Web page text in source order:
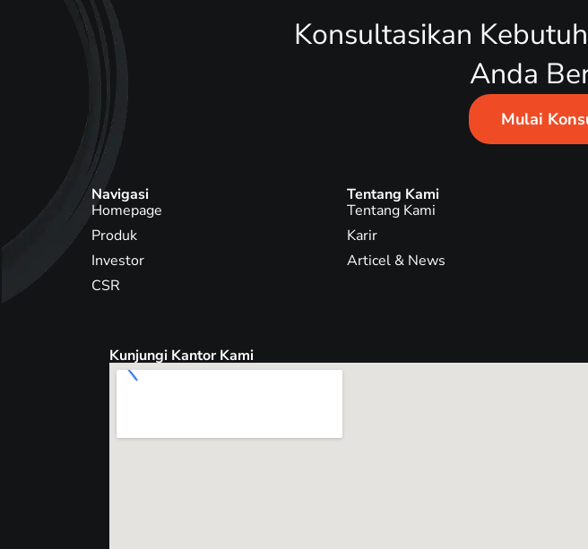
Konsultasikan
Anda
Mulai
Navigasi
Homepage
Produk
Investor
CSR
Tentang Kami
Tentang Kami
Karir
Articel & News
Kunjungi Kantor Kami